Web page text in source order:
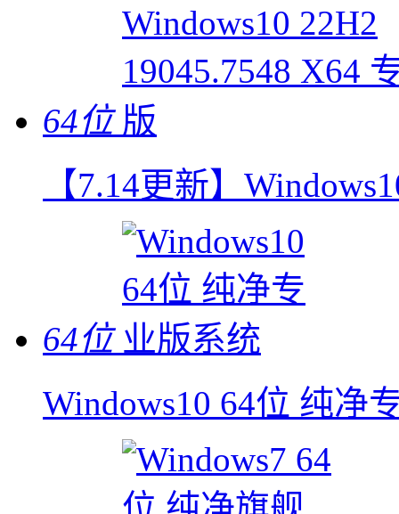
64位
【7.14更新】
64位
Windows10 64位 纯净